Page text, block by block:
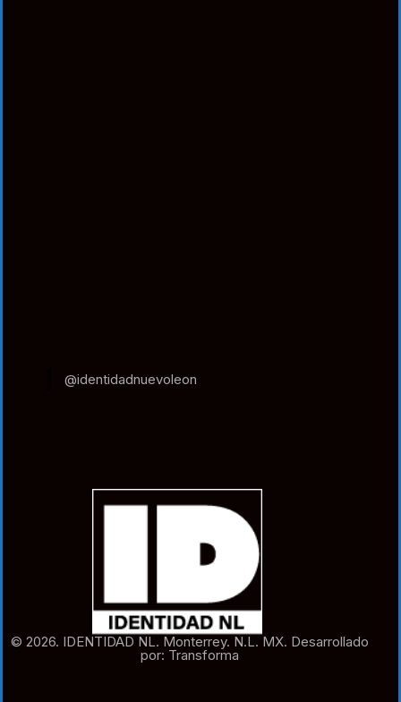
@identidadnuevoleon
© 2026. IDENTIDAD NL. Monterrey. N.L. MX. Desarrollado
por: Transforma